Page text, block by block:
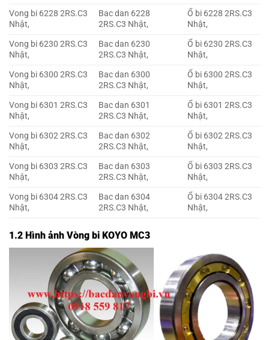
Vong bi 6228 2RS.C3
Nhật,
Bac dan 6228
2RS.C3 Nhật,
Ổ bi 6228 2RS.C3
Nhật,
Vong bi 6230 2RS.C3
Nhật,
Bac dan 6230
2RS.C3 Nhật,
Ổ bi 6230 2RS.C3
Nhật,
Vong bi 6300 2RS.C3
Nhật,
Bac dan 6300
2RS.C3 Nhật,
Ổ bi 6300 2RS.C3
Nhật,
Vong bi 6301 2RS.C3
Nhật,
Bac dan 6301
2RS.C3 Nhật,
Ổ bi 6301 2RS.C3
Nhật,
Vong bi 6302 2RS.C3
Nhật,
Bac dan 6302
2RS.C3 Nhật,
Ổ bi 6302 2RS.C3
Nhật,
Vong bi 6303 2RS.C3
Nhật,
Bac dan 6303
2RS.C3 Nhật,
Ổ bi 6303 2RS.C3
Nhật,
Vong bi 6304 2RS.C3
Nhật,
Bac dan 6304
2RS.C3 Nhật,
Ổ bi 6304 2RS.C3
Nhật,
1.2 Hình ảnh Vòng bi KOYO MC3